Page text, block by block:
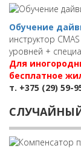
Обучение
инструктор
уровней +
Для
бесплатное
т. +375 (29) 59-
СЛУЧАЙНЫЙ